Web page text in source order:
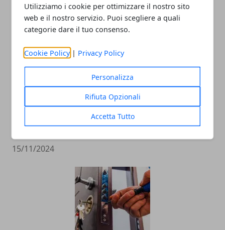
Utilizziamo i cookie per ottimizzare il nostro sito
web e il nostro servizio. Puoi scegliere a quali
categorie dare il tuo consenso.
Cookie Policy | Privacy Policy
Personalizza
Rifiuta Opzionali
Accetta Tutto
ARTICOLI CORRELATI
5 modi creativi per utilizzare i gazebo
15/11/2024